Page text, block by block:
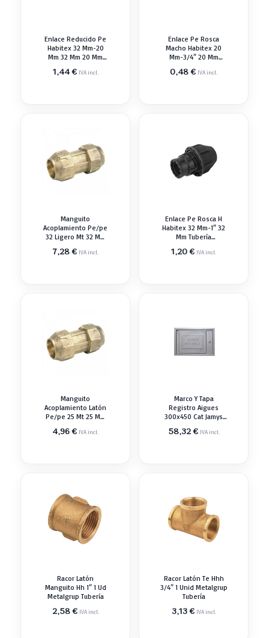
Enlace Reducido Pe
Habitex 32 Mm-20
Mm 32 Mm 20 Mm
1,44€ IVA incl.
Enlace Pe Rosca
Macho Habitex 20
Mm-3/4″ 20 Mm
0,48€ IVA incl.
Manguito
Acoplamiento Pe/pe
32 Ligero Mt 32 Mm
7,28€ IVA incl.
Enlace Pe Rosca H
Habitex 32 Mm-1″ 32
Mm Tubería
1,20€ IVA incl.
Manguito
Acoplamiento Latón
Pe/pe 25 Mt 25 Mm
4,96€ IVA incl.
Marco Y Tapa
Registro Aigues
300x450 Cat Jamys
Contador Caja
58,32€ IVA incl.
Racor Latón
Manguito Hh 1″ 1 Ud
Metalgrup Tubería
2,58€ IVA incl.
Racor Latón Te Hhh
3/4″ 1 Unid Metalgrup
Tubería
3,13€ IVA incl.